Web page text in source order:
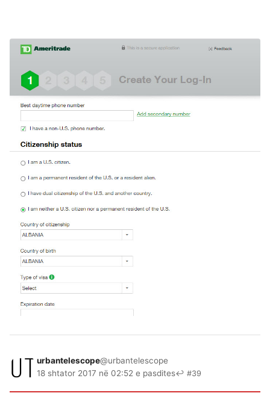
urbantelescope@urbantelescope
18 shtator 2017 në 02:52 e pasdites↩ #39